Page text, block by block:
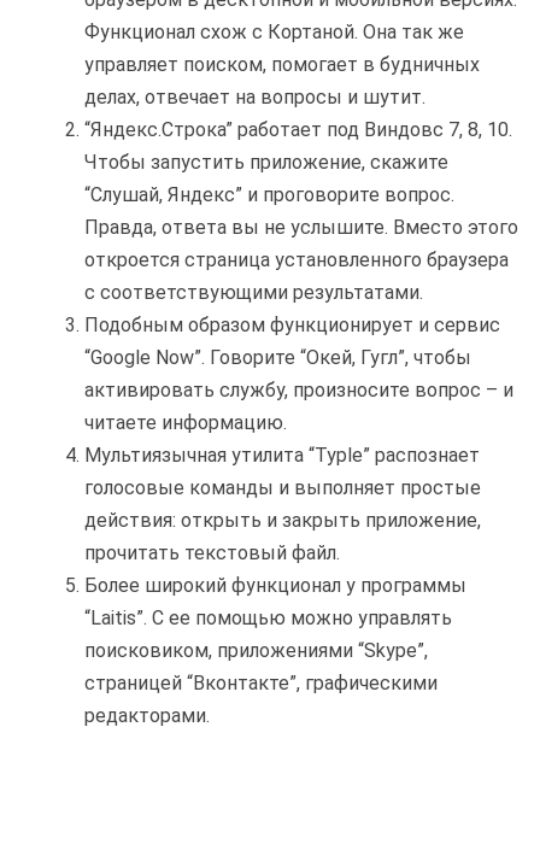
Функционал схож с Кортаной. Она так же
управляет поиском, помогает в будничных
делах, отвечает на вопросы и шутит.
“Яндекс.Строка” работает под Виндовс 7, 8, 10.
Чтобы запустить приложение, скажите
“Слушай, Яндекс” и проговорите вопрос.
Правда, ответа вы не услышите. Вместо этого
откроется страница установленного браузера
с соответствующими результатами.
Подобным образом функционирует и сервис
“Google Now”. Говорите “Окей, Гугл”, чтобы
активировать службу, произносите вопрос – и
читаете информацию.
Мультиязычная утилита “Typle” распознает
голосовые команды и выполняет простые
действия: открыть и закрыть приложение,
прочитать текстовый файл.
Более широкий функционал у программы
“Laitis”. С ее помощью можно управлять
поисковиком, приложениями “Skype”,
страницей “Вконтакте”, графическими
редакторами.